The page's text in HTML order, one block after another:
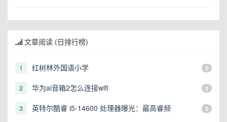
文章阅读 (日排行榜)
1 红树林外国语小学 2
2 华为ai音箱2怎么连接wifi 2
3
英特尔酷睿 i5-14600 处理器曝光：最高睿频
2